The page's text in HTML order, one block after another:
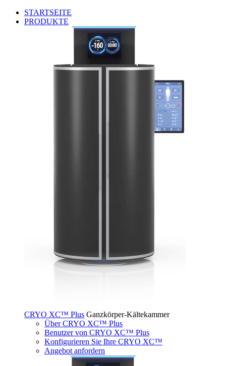
STARTSEITE
PRODUKTE
CRYO XC™ Plus Ganzkörper-Kältekammer
Über CRYO XC™ Plus
Benutzer von CRYO XC™ Plus
Konfigurieren Sie Ihre CRYO XC™
Angebot anfordern